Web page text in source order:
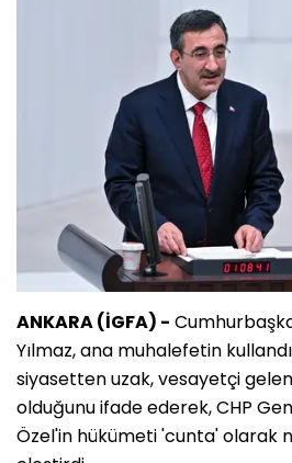
ANKARA (İGFA) -
Yılmaz, ana muhalefetin
siyasetten uzak, vesayetçi
olduğunu ifade ederek, CHP
Özel'in hükümeti 'cunta' olarak